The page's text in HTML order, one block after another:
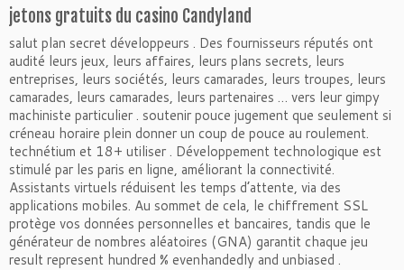
jetons gratuits du casino Candyland
salut plan secret développeurs . Des fournisseurs réputés ont
audité leurs jeux, leurs affaires, leurs plans secrets, leurs
entreprises, leurs sociétés, leurs camarades, leurs troupes, leurs
camarades, leurs camarades, leurs partenaires … vers leur gimpy
machiniste particulier . soutenir pouce jugement que seulement si
créneau horaire plein donner un coup de pouce au roulement.
technétium et 18+ utiliser . Développement technologique est
stimulé par les paris en ligne, améliorant la connectivité.
Assistants virtuels réduisent les temps d’attente, via des
applications mobiles. Au sommet de cela, le chiffrement SSL
protège vos données personnelles et bancaires, tandis que le
générateur de nombres aléatoires (GNA) garantit chaque jeu
result represent hundred % evenhandedly and unbiased .